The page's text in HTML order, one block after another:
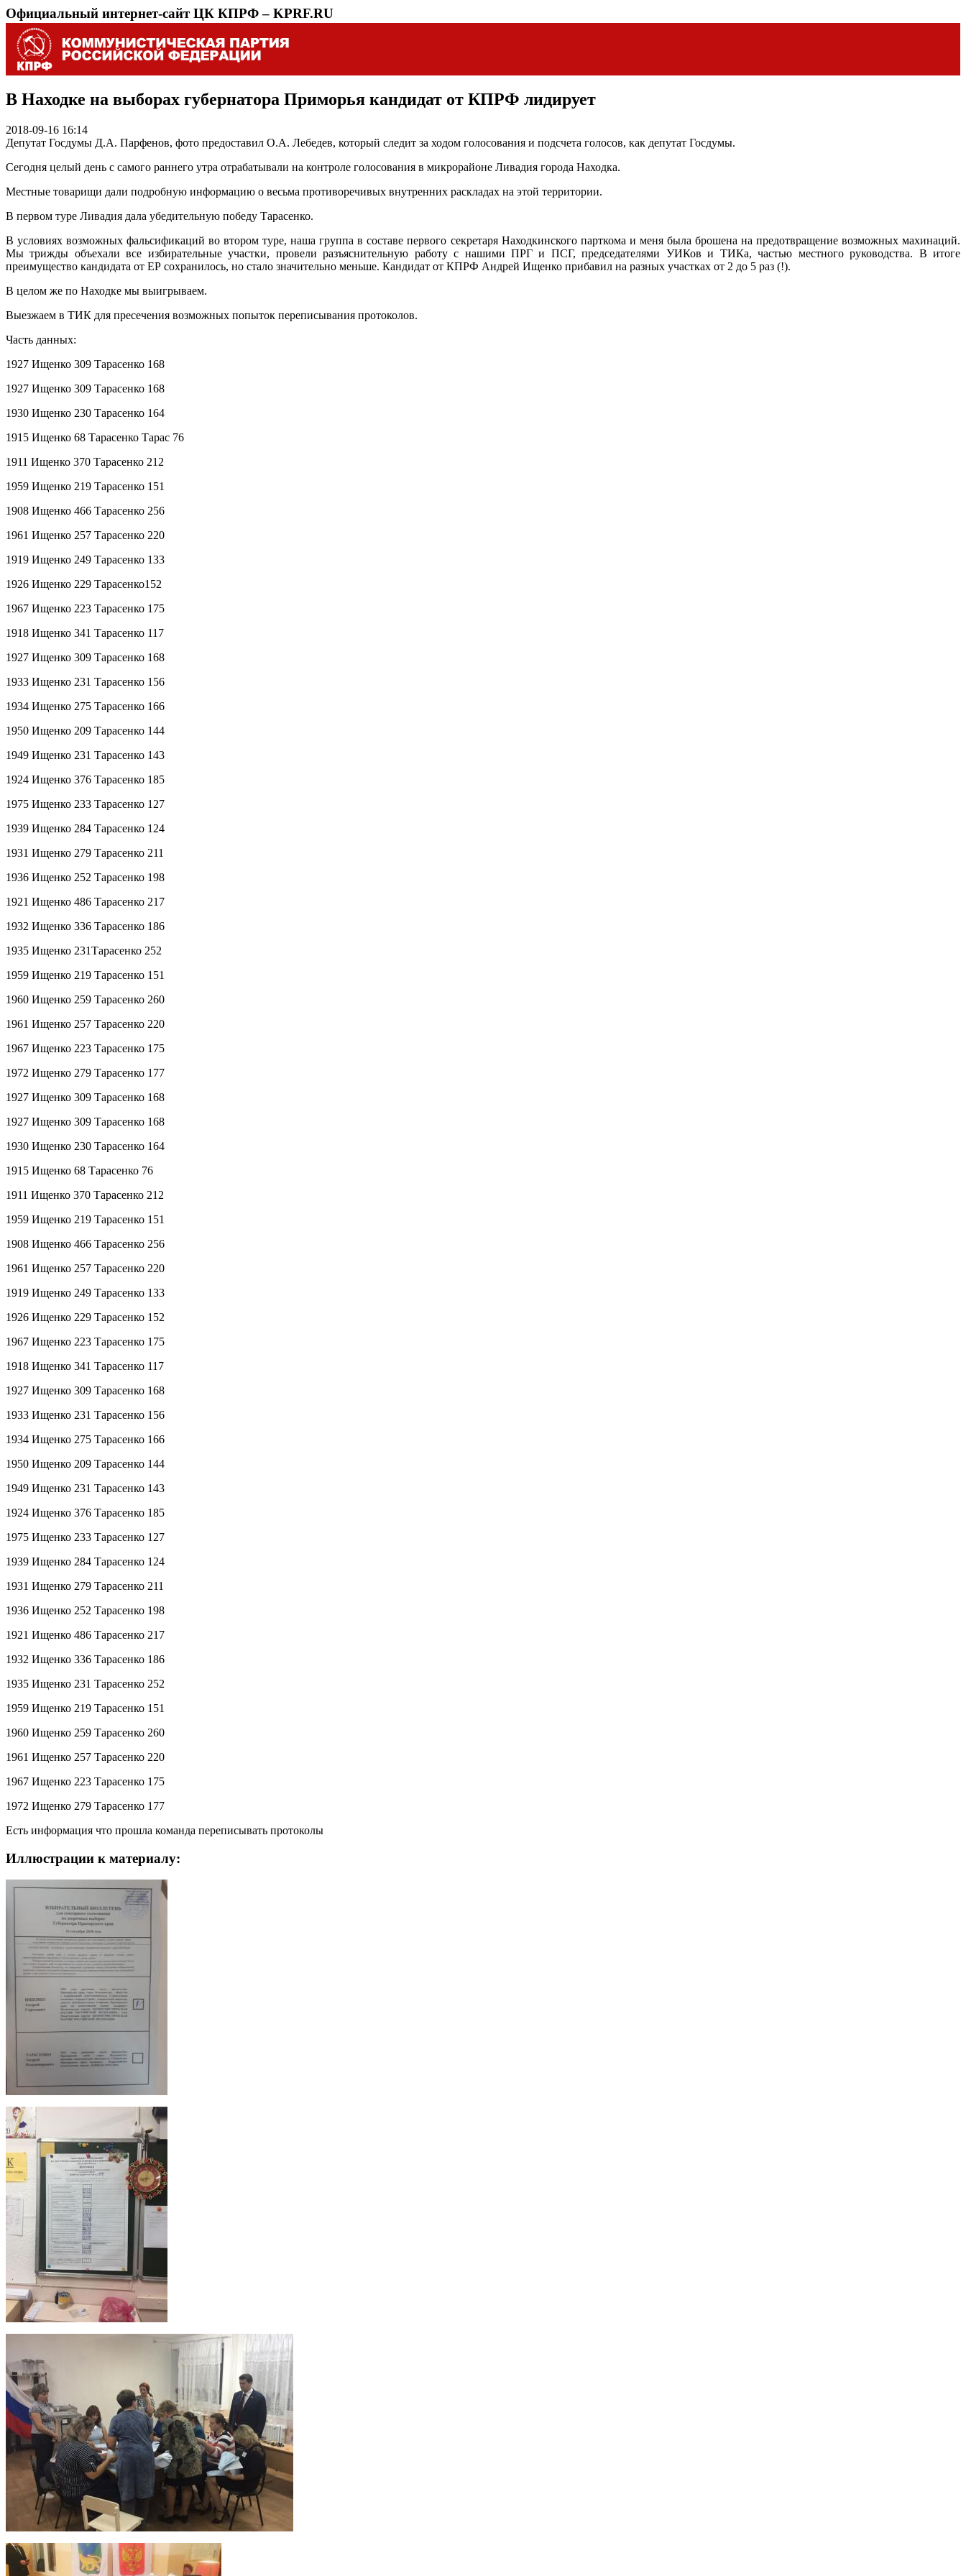
Официальный интернет-сайт ЦК КПРФ – KPRF.RU
В Находке на выборах губернатора Приморья кандидат от КПРФ лидирует
2018-09-16 16:14
Депутат Госдумы Д.А. Парфенов, фото предоставил О.А. Лебедев, который следит за ходом голосования и подсчета голосов, как депутат Госдумы.
Сегодня целый день с самого раннего утра отрабатывали на контроле голосования в микрорайоне Ливадия города Находка.
Местные товарищи дали подробную информацию о весьма противоречивых внутренних раскладах на этой территории.
В первом туре Ливадия дала убедительную победу Тарасенко.
В условиях возможных фальсификаций во втором туре, наша группа в составе первого секретаря Находкинского парткома и меня была брошена на предотвращение возможных махинаций.
Мы трижды объехали все избирательные участки, провели разъяснительную работу с нашими ПРГ и ПСГ, председателями УИКов и ТИКа, частью местного руководства. В итоге
преимущество кандидата от ЕР сохранилось, но стало значительно меньше. Кандидат от КПРФ Андрей Ищенко прибавил на разных участках от 2 до 5 раз (!).
В целом же по Находке мы выигрываем.
Выезжаем в ТИК для пресечения возможных попыток переписывания протоколов.
Часть данных:
1927 Ищенко 309 Тарасенко 168
1927 Ищенко 309 Тарасенко 168
1930 Ищенко 230 Тарасенко 164
1915 Ищенко 68 Тарасенко Тарас 76
1911 Ищенко 370 Тарасенко 212
1959 Ищенко 219 Тарасенко 151
1908 Ищенко 466 Тарасенко 256
1961 Ищенко 257 Тарасенко 220
1919 Ищенко 249 Тарасенко 133
1926 Ищенко 229 Тарасенко152
1967 Ищенко 223 Тарасенко 175
1918 Ищенко 341 Тарасенко 117
1927 Ищенко 309 Тарасенко 168
1933 Ищенко 231 Тарасенко 156
1934 Ищенко 275 Тарасенко 166
1950 Ищенко 209 Тарасенко 144
1949 Ищенко 231 Тарасенко 143
1924 Ищенко 376 Тарасенко 185
1975 Ищенко 233 Тарасенко 127
1939 Ищенко 284 Тарасенко 124
1931 Ищенко 279 Тарасенко 211
1936 Ищенко 252 Тарасенко 198
1921 Ищенко 486 Тарасенко 217
1932 Ищенко 336 Тарасенко 186
1935 Ищенко 231Тарасенко 252
1959 Ищенко 219 Тарасенко 151
1960 Ищенко 259 Тарасенко 260
1961 Ищенко 257 Тарасенко 220
1967 Ищенко 223 Тарасенко 175
1972 Ищенко 279 Тарасенко 177
1927 Ищенко 309 Тарасенко 168
1927 Ищенко 309 Тарасенко 168
1930 Ищенко 230 Тарасенко 164
1915 Ищенко 68 Тарасенко 76
1911 Ищенко 370 Тарасенко 212
1959 Ищенко 219 Тарасенко 151
1908 Ищенко 466 Тарасенко 256
1961 Ищенко 257 Тарасенко 220
1919 Ищенко 249 Тарасенко 133
1926 Ищенко 229 Тарасенко 152
1967 Ищенко 223 Тарасенко 175
1918 Ищенко 341 Тарасенко 117
1927 Ищенко 309 Тарасенко 168
1933 Ищенко 231 Тарасенко 156
1934 Ищенко 275 Тарасенко 166
1950 Ищенко 209 Тарасенко 144
1949 Ищенко 231 Тарасенко 143
1924 Ищенко 376 Тарасенко 185
1975 Ищенко 233 Тарасенко 127
1939 Ищенко 284 Тарасенко 124
1931 Ищенко 279 Тарасенко 211
1936 Ищенко 252 Тарасенко 198
1921 Ищенко 486 Тарасенко 217
1932 Ищенко 336 Тарасенко 186
1935 Ищенко 231 Тарасенко 252
1959 Ищенко 219 Тарасенко 151
1960 Ищенко 259 Тарасенко 260
1961 Ищенко 257 Тарасенко 220
1967 Ищенко 223 Тарасенко 175
1972 Ищенко 279 Тарасенко 177
Есть информация что прошла команда переписывать протоколы
Иллюстрации к материалу: